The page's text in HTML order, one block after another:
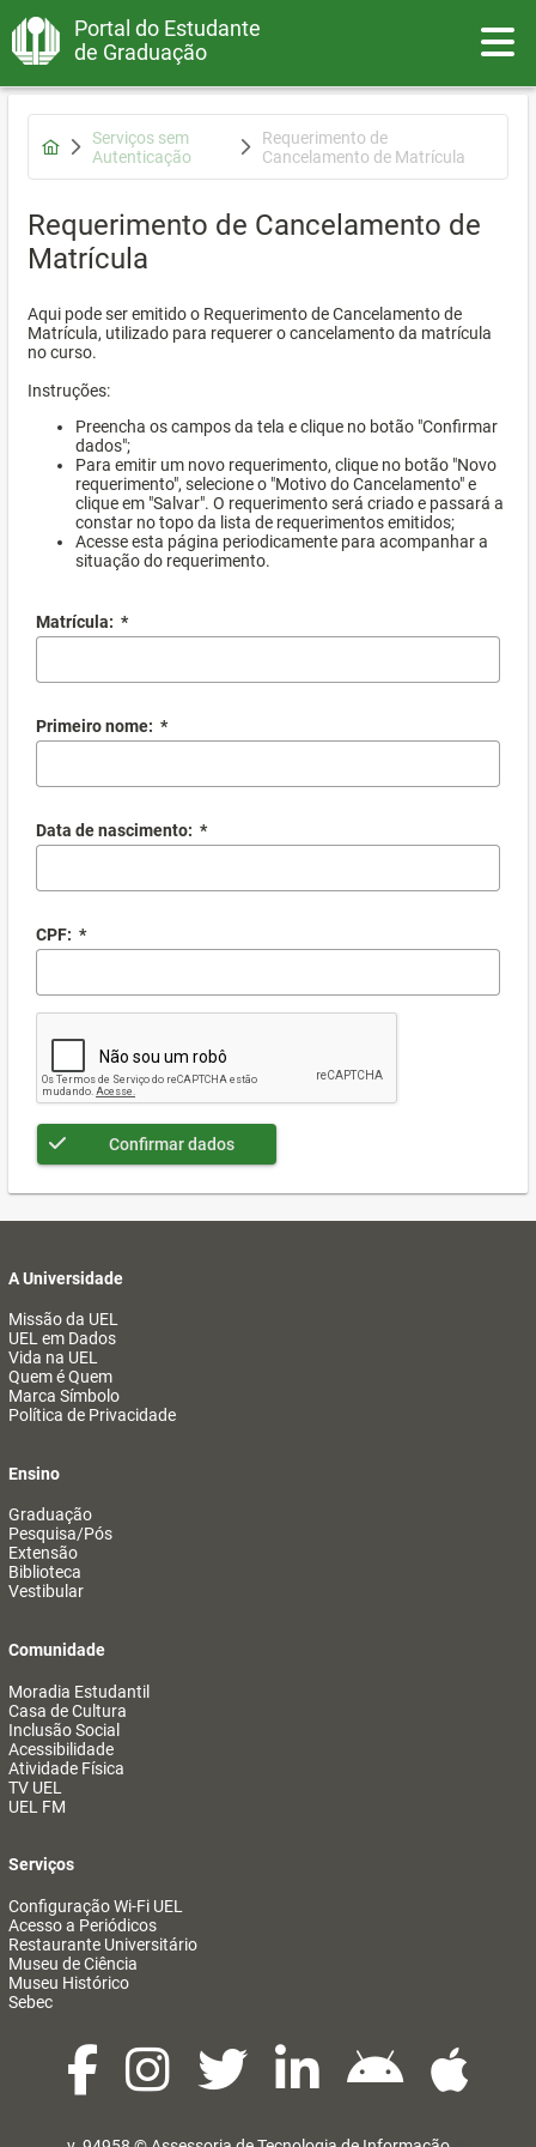
Portal do Estudante
de Graduação
Serviços sem
Autenticação
Requerimento de
Cancelamento de Matrícula
Requerimento de Cancelamento de
Matrícula
Aqui pode ser emitido o Requerimento de Cancelamento de
Matrícula, utilizado para requerer o cancelamento da matrícula
no curso.
Instruções:
Preencha os campos da tela e clique no botão "Confirmar
dados";
Para emitir um novo requerimento, clique no botão "Novo
requerimento", selecione o "Motivo do Cancelamento" e
clique em "Salvar". O requerimento será criado e passará a
constar no topo da lista de requerimentos emitidos;
Acesse esta página periodicamente para acompanhar a
situação do requerimento.
Matrícula: *
Primeiro nome: *
Data de nascimento: *
CPF: *
Confirmar dados
A Universidade
Missão da UEL
UEL em Dados
Vida na UEL
Quem é Quem
Marca Símbolo
Política de Privacidade
Ensino
Graduação
Pesquisa/Pós
Extensão
Biblioteca
Vestibular
Comunidade
Moradia Estudantil
Casa de Cultura
Inclusão Social
Acessibilidade
Atividade Física
TV UEL
UEL FM
Serviços
Configuração Wi-Fi UEL
Acesso a Periódicos
Restaurante Universitário
Museu de Ciência
Museu Histórico
Sebec